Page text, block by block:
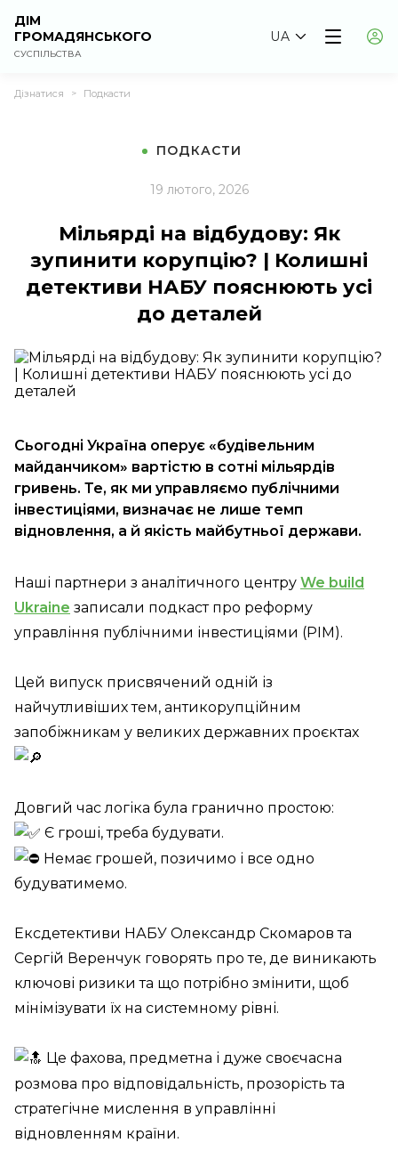
ДІМ
ГРОМАДЯНСЬКОГО
СУСПІЛЬСТВА
UA
Дізнатися > Подкасти
ПОДКАСТИ
19 лютого, 2026
Мільярді на відбудову: Як
зупинити корупцію? | Колишні
детективи НАБУ пояснюють усі
до деталей
Сьогодні Україна оперує «будівельним
майданчиком» вартістю в сотні мільярдів
гривень. Те, як ми управляємо публічними
інвестиціями, визначає не лише темп
відновлення, а й якість майбутньої держави.
Наші партнери з аналітичного центру We build
Ukraine записали подкаст про реформу
управління публічними інвестиціями (PIM).
Цей випуск присвячений одній із
найчутливіших тем, антикорупційним
запобіжникам у великих державних проєктах
Довгий час логіка була гранично простою:
Є гроші, треба будувати.
Немає грошей, позичимо і все одно
будуватимемо.
Ексдетективи НАБУ Олександр Скомаров та
Сергій Веренчук говорять про те, де виникають
ключові ризики та що потрібно змінити, щоб
мінімізувати їх на системному рівні.
Це фахова, предметна і дуже своєчасна
розмова про відповідальність, прозорість та
стратегічне мислення в управлінні
відновленням країни.